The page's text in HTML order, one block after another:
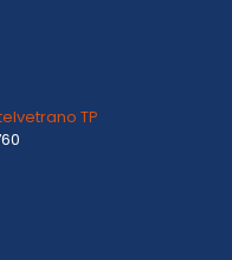
TP